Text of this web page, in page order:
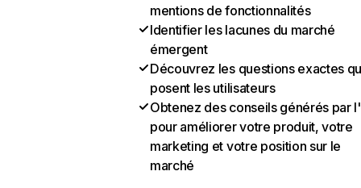
mentions de fonctionnalités
Identifier les lacunes du marché
émergent
Découvrez les questions exactes
posent les utilisateurs
Obtenez des conseils générés par
pour améliorer votre produit, votre
marketing et votre position sur le
marché